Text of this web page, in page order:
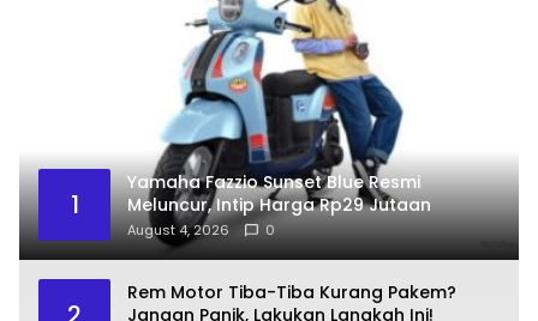
1
Yamaha Fazzio Sunset Blue Resmi
Meluncur, Intip Harga Rp29 Jutaan
August 4, 2026 0
Rem Motor Tiba-Tiba Kurang Pakem?
Jangan Panik, Lakukan Langkah Ini!